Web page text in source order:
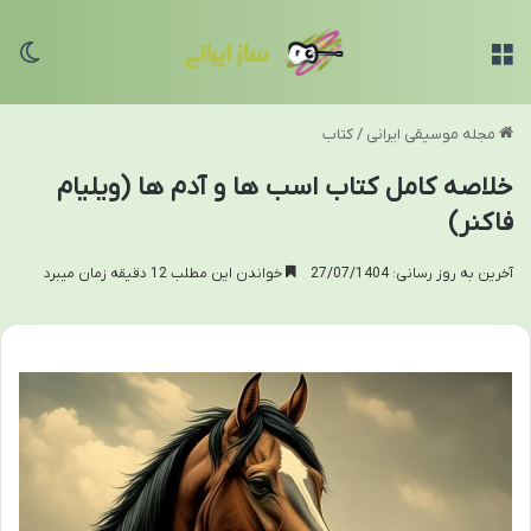
مجله موسیقی ایرانی /کتاب
خلاصه کامل کتاب اسب ها و آدم ها (ویلیام
فاکنر)
آخرین به روز رسانی: 27/07/1404 خواندن این مطلب 12 دقیقه زمان میبرد